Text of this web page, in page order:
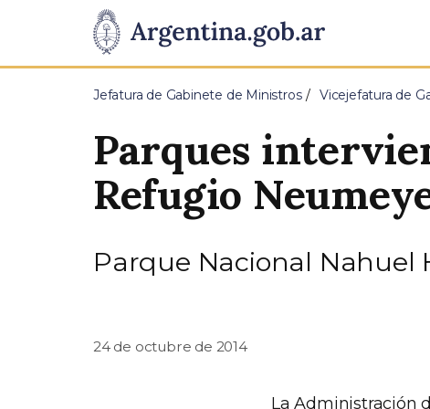
Presidencia
de
Pasar al contenido principal
Jefatura de Gabinete de Ministros Vicejefatura de
Parques
Refugio
Parque Nacional Nahuel
24 de octubre de 2014
La Administración